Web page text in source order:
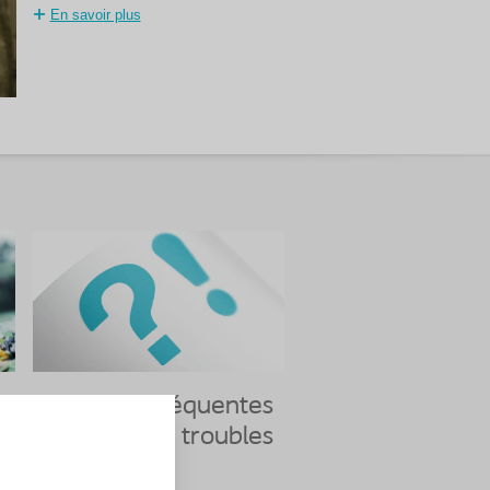
En savoir plus
Questions fréquentes
(FAQ) sur les troubles